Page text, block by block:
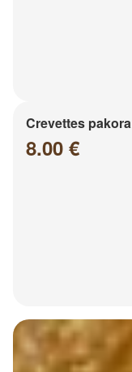
Crevettes pakora
8.00 €